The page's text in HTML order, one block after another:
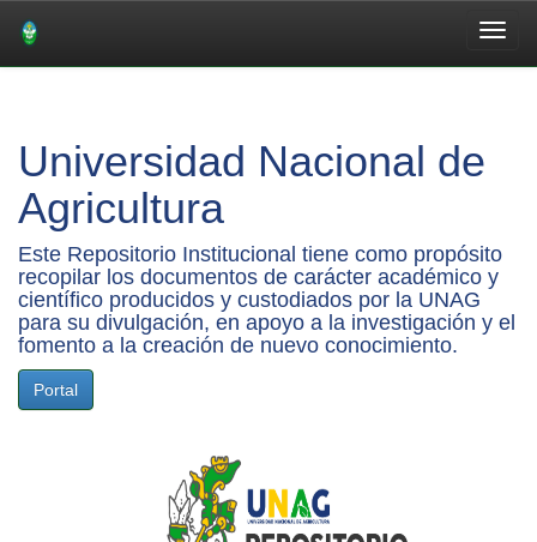
Universidad Nacional de
Agricultura
Este Repositorio Institucional tiene como propósito
recopilar los documentos de carácter académico y
científico producidos y custodiados por la UNAG
para su divulgación, en apoyo a la investigación y el
fomento a la creación de nuevo conocimiento.
Portal